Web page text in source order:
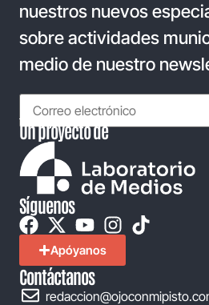
nuestros nuevos
sobre actividades
medio de nuestro
Un proyecto de
Síguenos
Apóyanos
Contáctanos